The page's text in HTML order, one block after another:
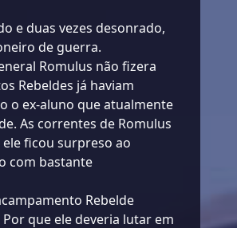
e duas vezes desonrado,
de guerra.
Romulus não fizera
Rebeldes já haviam
o ex-aluno que atualmente
As correntes de Romulus
ficou surpreso ao
com bastante
Rebelde
que ele deveria lutar em